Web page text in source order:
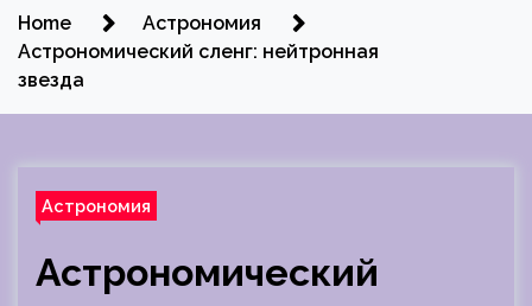
Home
Астрономия
Астрономический сленг: нейтронная
звезда
Астрономия
Астрономический